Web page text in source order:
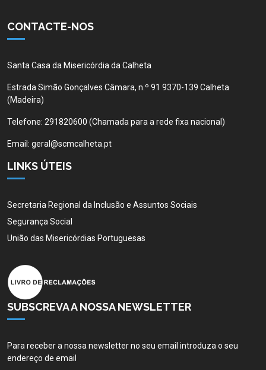
CONTACTE-NOS
Santa Casa da Misericórdia da Calheta
Estrada Simão Gonçalves Câmara, n.º 91 9370-139 Calheta
(Madeira)
Telefone: 291820600 (Chamada para a rede fixa nacional)
Email: geral@scmcalheta.pt
LINKS ÚTEIS
Secretaria Regional da Inclusão e Assuntos Sociais
Segurança Social
União das Misericórdias Portuguesas
SUBSCREVA A NOSSA NEWSLETTER
Para receber a nossa newsletter no seu email introduza o seu
endereço de email